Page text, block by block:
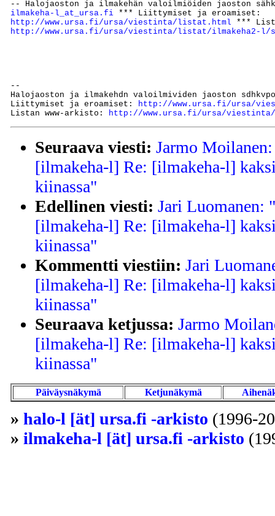
ilmakeha-l_at_ursa.fi
http://www.ursa.fi/ursa/viestinta/listat.html
http://www.ursa.fi/ursa/viestinta/listat/ilmakeha2-l/
--
Halojaoston ja ilmakehdn valoilmividen jaoston
Liittymiset ja eroamiset: http://www.ursa.fi/ursa/
Listan www-arkisto: http://www.ursa.fi/ursa/viestinta/
Seuraava viesti: Jarmo
[ilmakeha-l] Re: [ilmakeha-l]
kiinassa"
Edellinen viesti: Jari Luomanen:
[ilmakeha-l] Re: [ilmakeha-l]
kiinassa"
Kommentti viestiin: Jari
[ilmakeha-l] Re: [ilmakeha-l]
kiinassa"
Seuraava ketjussa: Jarmo
[ilmakeha-l] Re: [ilmakeha-l]
kiinassa"
Päiväysnäkymä Ketjunäkymä
» halo-l [ät] ursa.fi -arkisto (1996-
» ilmakeha-l [ät] ursa.fi -arkisto